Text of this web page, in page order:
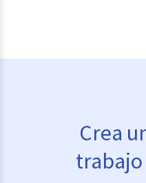
Crea
trabajo